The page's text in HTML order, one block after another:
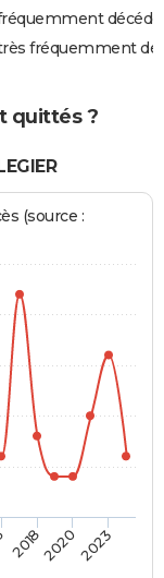
fréquemment
quittés ?
(source :
201820202023